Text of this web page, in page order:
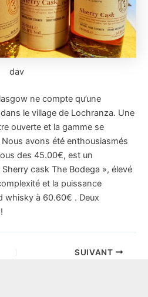
dav
ne compte qu’une
le village de Lochranza. Une
ouverte et la gamme se
avons été enthousiasmés
des 45.00€, est un
cask The Bodega », élevé
et la puissance
whisky à 60.60€ . Deux
SUIVANT